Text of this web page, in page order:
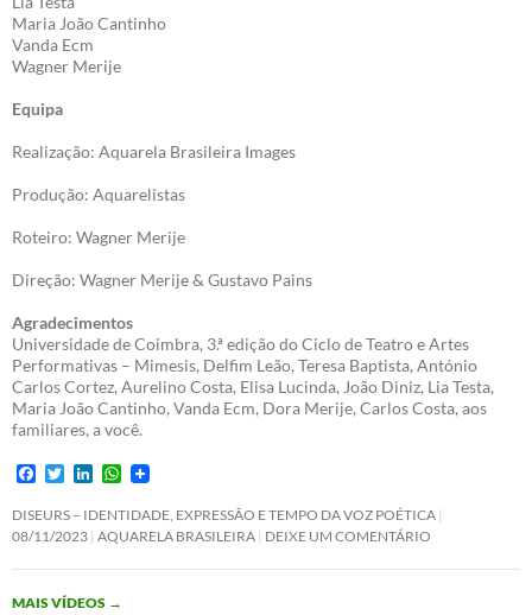
Maria João Cantinho
Vanda Ecm
Wagner Merije
Equipa
Realização: Aquarela Brasileira Images
Produção: Aquarelistas
Roteiro: Wagner Merije
Direção: Wagner Merije & Gustavo Pains
Agradecimentos
Universidade de Coimbra, 3.ª edição do Ciclo de Teatro e Artes
Performativas – Mimesis, Delfim Leão, Teresa Baptista, António
Carlos Cortez, Aurelino Costa, Elisa Lucinda, João Diniz, Lia Testa,
Maria João Cantinho, Vanda Ecm, Dora Merije, Carlos Costa, aos
familiares, a você.
F
c
e
b
o
k
T
i
t
t
e
n
k
e
d
n
W
a
t
s
A
DISEURS – IDENTIDADE, EXPRESSÃO E TEMPO DA VOZ POÉTICA
08/11/2023 AQUARELA BRASILEIRA DEIXE UM COMENTÁRIO
MAIS VÍDEOS →